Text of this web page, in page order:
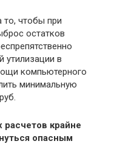
то, чтобы при
остатков
утилизации в
компьютерного
минимальную
крайне
опасным